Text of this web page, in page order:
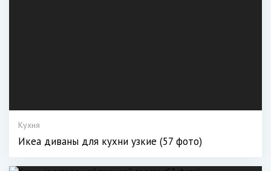
Кухня
Икеа диваны для кухни узкие (57 фото)